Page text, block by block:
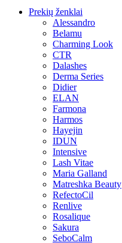
Prekių ženklai
Alessandro
Belamu
Charming Look
CTR
Dalashes
Derma Series
Didier
ELAN
Farmona
Harmos
Hayejin
IDUN
Intensive
Lash Vitae
Maria Galland
Matreshka Beauty
RefectoCil
Renlive
Rosalique
Sakura
SeboCalm